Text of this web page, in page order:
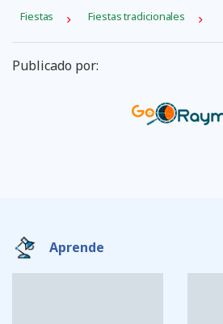
Fiestas
Fiestas tradicionales
Publicado por:
Aprende